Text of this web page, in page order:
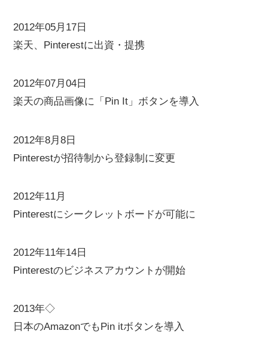
2012年05月17日
楽天、Pinterestに出資・提携
2012年07月04日
楽天の商品画像に「Pin It」ボタンを導入
2012年8月8日
Pinterestが招待制から登録制に変更
2012年11月
Pinterestにシークレットボードが可能に
2012年11年14日
Pinterestのビジネスアカウントが開始
2013年◇
日本のAmazonでもPin itボタンを導入